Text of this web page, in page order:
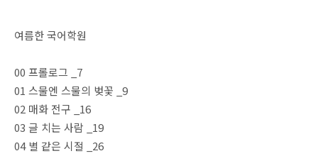
여름한 국어학원
00 프롤로그 _7
01 스물엔 스물의 벚꽃 _9
02 매화 전구 _16
03 글 치는 사람 _19
04 별 같은 시절 _26